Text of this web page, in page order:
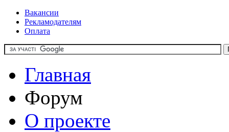
Вакансии
Рекламодателям
Оплата
Главная
Форум
О проекте